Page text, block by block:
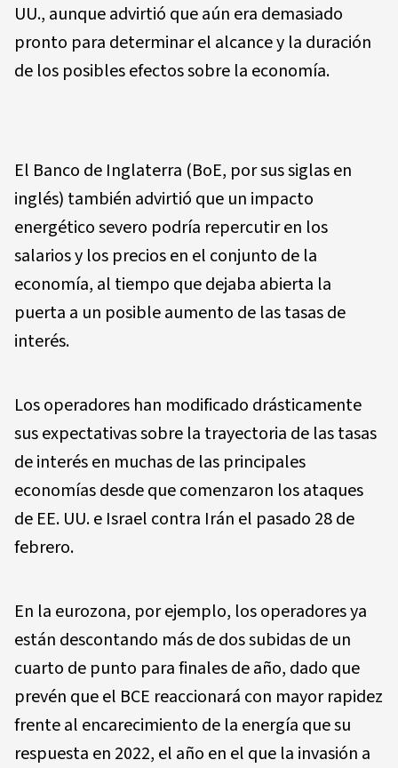
UU., aunque advirtió que aún era demasiado
pronto para determinar el alcance y la duración
de los posibles efectos sobre la economía.
El Banco de Inglaterra (BoE, por sus siglas en
inglés) también advirtió que un impacto
energético severo podría repercutir en los
salarios y los precios en el conjunto de la
economía, al tiempo que dejaba abierta la
puerta a un posible aumento de las tasas de
interés.
Los operadores han modificado drásticamente
sus expectativas sobre la trayectoria de las tasas
de interés en muchas de las principales
economías desde que comenzaron los ataques
de EE. UU. e Israel contra Irán el pasado 28 de
febrero.
En la eurozona, por ejemplo, los operadores ya
están descontando más de dos subidas de un
cuarto de punto para finales de año, dado que
prevén que el BCE reaccionará con mayor rapidez
frente al encarecimiento de la energía que su
respuesta en 2022, el año en el que la invasión a